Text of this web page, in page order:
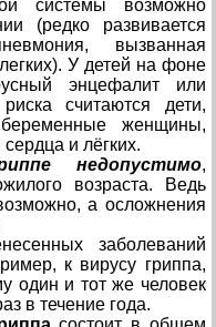
системы возможно
(редко развивается
вызванная
У детей на фоне
энцефалит или
считаются дети,
женщины,
и лёгких.
недопустимо,
возраста. Ведь
а осложнения
заболеваний
к вирусу гриппа,
один и тот же человек
в течение года.